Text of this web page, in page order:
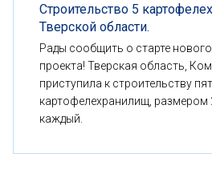
Строительство 5
Тверской области.
Рады сообщить о старте
проекта! Тверская область,
приступила к строительству
картофелехранилищ, размером
каждый.